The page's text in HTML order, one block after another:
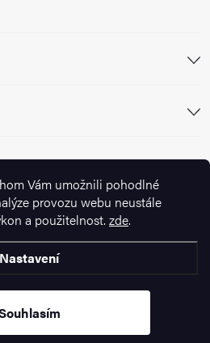
Vám umožnili pohodlné
provozu webu neustále
a použitelnost. zde.
Nastavení
nás